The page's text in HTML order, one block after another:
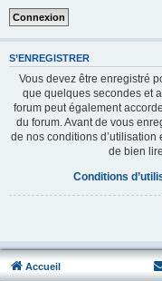
S’ENREGISTRER
Vous devez être enregistré
que quelques secondes et
forum peut également
du forum. Avant de vous
de nos conditions
de bien
Conditions
Accueil